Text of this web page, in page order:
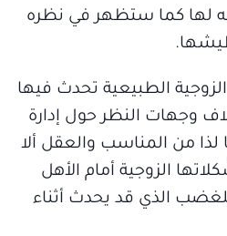
لها كما ستظهر في نظره
الطبيعية تحدث فيها
وجهات النظر حول إدارة
من المناسب والعقل ألا
الزوجية أمام الأهل
للغضب الذي قد يحدث أثناء